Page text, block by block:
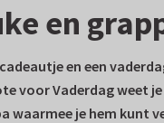
en
en een
voor Vaderdag weet
waarmee je hem kunt